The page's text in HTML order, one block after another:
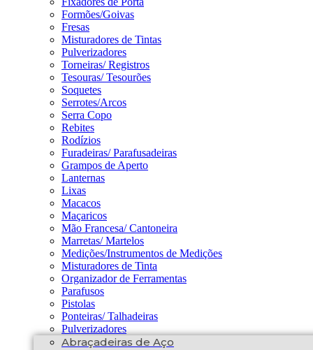
Formões/Goivas
Fresas
Misturadores de Tintas
Pulverizadores
Torneiras/ Registros
Tesouras/ Tesourões
Soquetes
Serrotes/Arcos
Serra Copo
Rebites
Rodízios
Furadeiras/ Parafusadeiras
Grampos de Aperto
Lanternas
Lixas
Macacos
Maçaricos
Mão Francesa/ Cantoneira
Marretas/ Martelos
Medições/Instrumentos de Medições
Misturadores de Tinta
Organizador de Ferramentas
Parafusos
Pistolas
Ponteiras/ Talhadeiras
Pulverizadores
Abraçadeiras de Aço